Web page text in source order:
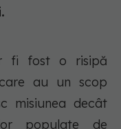
fi fost o risipă
au un scop
misiunea decât
populate de